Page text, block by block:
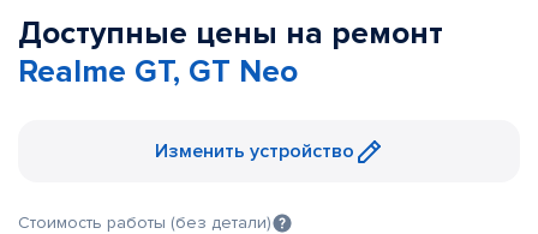
Доступные цены на ремонт
Realme GT, GT Neo
Изменить устройство
Стоимость работы (без детали)